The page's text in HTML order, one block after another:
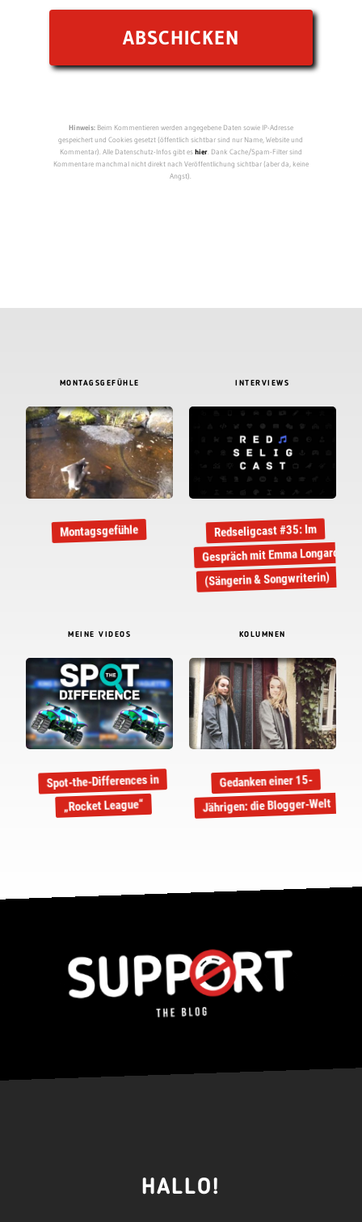
Hinweis:Beim Kommentieren werden angegebene Daten sowie IP-Adresse
gespeichert und Cookies gesetzt (öffentlich sichtbar sind nur Name, Website und
Kommentar). Alle Datenschutz-Infos gibt eshier. Dank Cache/Spam-Filter sind
Kommentare manchmal nicht direkt nach Veröffentlichung sichtbar (aber da, keine
Angst).
MONTAGSGEFÜHLE
Montagsgefühle
INTERVIEWS
Redseligcast #35: Im
Gespräch mit Emma Longard
(Sängerin & Songwriterin)
MEINE VIDEOS
Spot-the-Differences in
„Rocket League“
KOLUMNEN
Gedanken einer 15-
Jährigen: die Blogger-Welt
HALLO!